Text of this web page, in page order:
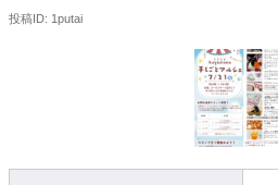
投稿ID: 1putai